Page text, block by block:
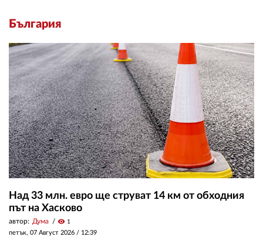
България
Над 33 млн. евро ще струват 14 км от обходния
път на Хасково
автор: Дума visibility 1
петък, 07 Август 2026 / 12:39